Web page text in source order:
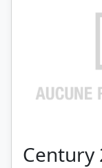
Century